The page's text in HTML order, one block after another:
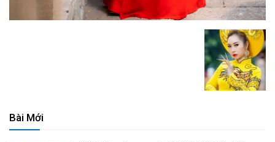
Bài Mới